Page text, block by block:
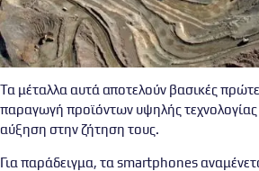
Τα μέταλλα αυτά αποτελούν βασικές
παραγωγή προϊόντων υψηλής
αύξηση στην ζήτηση τους.
Για παράδειγμα, τα smartphones